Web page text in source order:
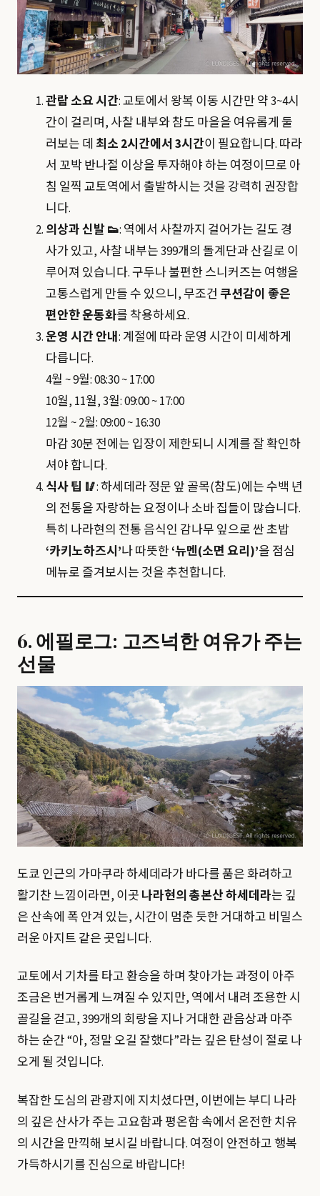
관람 소요 시간: 교토에서 왕복 이동 시간만 약 3~4시
간이 걸리며, 사찰 내부와 참도 마을을 여유롭게 둘
러보는 데 최소 2시간에서 3시간이 필요합니다. 따라
서 꼬박 반나절 이상을 투자해야 하는 여정이므로 아
침 일찍 교토역에서 출발하시는 것을 강력히 권장합
니다.
의상과 신발 👟: 역에서 사찰까지 걸어가는 길도 경
사가 있고, 사찰 내부는 399개의 돌계단과 산길로 이
루어져 있습니다. 구두나 불편한 스니커즈는 여행을
고통스럽게 만들 수 있으니, 무조건 쿠션감이 좋은
편안한 운동화를 착용하세요.
운영 시간 안내: 계절에 따라 운영 시간이 미세하게
다릅니다.
4월 ~ 9월: 08:30 ~ 17:00
10월, 11월, 3월: 09:00 ~ 17:00
12월 ~ 2월: 09:00 ~ 16:30
마감 30분 전에는 입장이 제한되니 시계를 잘 확인하
셔야 합니다.
식사 팁 🥢: 하세데라 정문 앞 골목(참도)에는 수백 년
의 전통을 자랑하는 요정이나 소바 집들이 많습니다.
특히 나라현의 전통 음식인 감나무 잎으로 싼 초밥
‘카키노하즈시’나 따뜻한‘뉴멘(소면 요리)’을 점심
메뉴로 즐겨보시는 것을 추천합니다.
6. 에필로그: 고즈넉한 여유가 주는
선물
도쿄 인근의 가마쿠라 하세데라가 바다를 품은 화려하고
활기찬 느낌이라면, 이곳 나라현의 총본산 하세데라는 깊
은 산속에 폭 안겨 있는, 시간이 멈춘 듯한 거대하고 비밀스
러운 아지트 같은 곳입니다.
교토에서 기차를 타고 환승을 하며 찾아가는 과정이 아주
조금은 번거롭게 느껴질 수 있지만, 역에서 내려 조용한 시
골길을 걷고, 399개의 회랑을 지나 거대한 관음상과 마주
하는 순간 “아, 정말 오길 잘했다”라는 깊은 탄성이 절로 나
오게 될 것입니다.
복잡한 도심의 관광지에 지치셨다면, 이번에는 부디 나라
의 깊은 산사가 주는 고요함과 평온함 속에서 온전한 치유
의 시간을 만끽해 보시길 바랍니다. 여정이 안전하고 행복
가득하시기를 진심으로 바랍니다!